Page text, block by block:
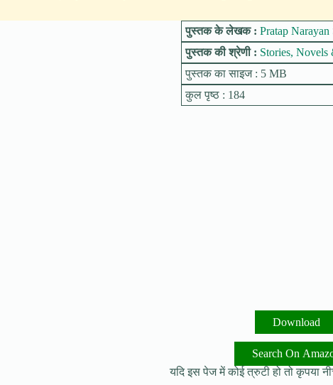
पुस्तक के लेखक : Pratap Narayan
पुस्तक की श्रेणी : Stories, Novels
पुस्तक का साइज : 5 MB
कुल पृष्ठ : 184
Download
Search On
यदि इस पेज में कोई त्रुटी हो तो कृपया